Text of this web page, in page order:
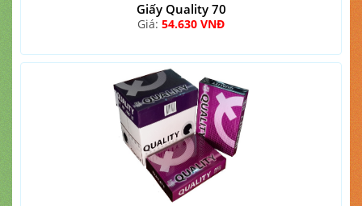
Giấy Quality 70
Giá: 54.630 VNĐ